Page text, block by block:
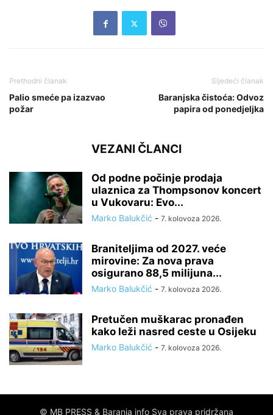
Prethodni članak
Palio smeće pa izazvao
požar
Sljedeći članak
Baranjska čistoća: Odvoz
papira od ponedjeljka
VEZANI ČLANCI
Od podne počinje prodaja
ulaznica za Thompsonov koncert
u Vukovaru: Evo...
Marko Balukčić - 7. kolovoza 2026.
Braniteljima od 2027. veće
mirovine: Za nova prava
osigurano 88,5 milijuna...
Marko Balukčić - 7. kolovoza 2026.
Pretučen muškarac pronađen
kako leži nasred ceste u Osijeku
Marko Balukčić - 7. kolovoza 2026.
© MB PRESS & Baranja info Sva prava pridržana